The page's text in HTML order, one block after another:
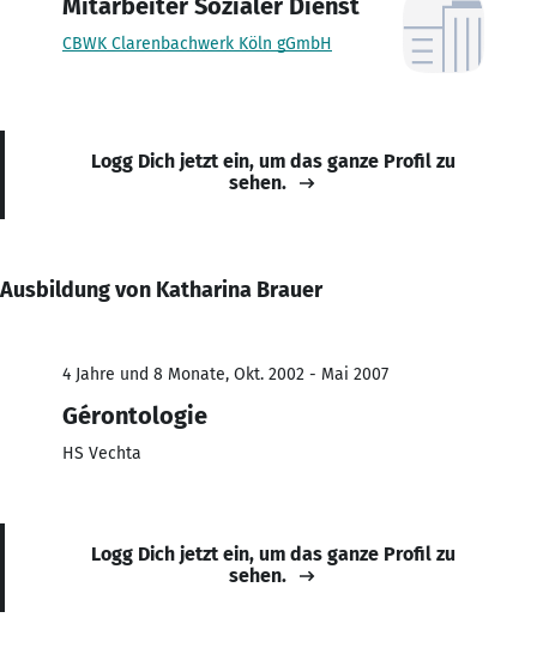
CBWK Clarenbachwerk Köln gGmbH
Logg Dich jetzt ein, um das ganze Profil zu
sehen.
Ausbildung von Katharina Brauer
4 Jahre und 8 Monate, Okt. 2002 - Mai 2007
Gérontologie
HS Vechta
Logg Dich jetzt ein, um das ganze Profil zu
sehen.